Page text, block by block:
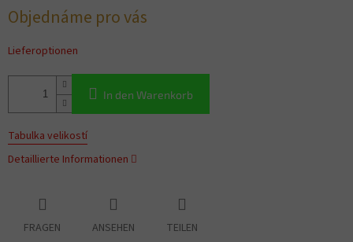
Objednáme pro vás
Lieferoptionen
In den Warenkorb
Tabulka velikostí
Detaillierte Informationen
FRAGEN ANSEHEN TEILEN